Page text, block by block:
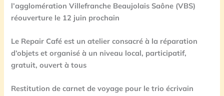
l’agglomération Villefranche Beaujolais Saône (VBS)
réouverture le 12 juin prochain
Le Repair Café est un atelier consacré à la réparation
d’objets et organisé à un niveau local, participatif,
gratuit, ouvert à tous
Restitution de carnet de voyage pour le trio écrivain